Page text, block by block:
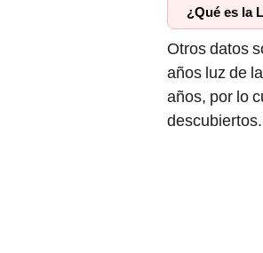
¿Qué es la
Otros datos
años luz de
años, por lo
descubiertos.